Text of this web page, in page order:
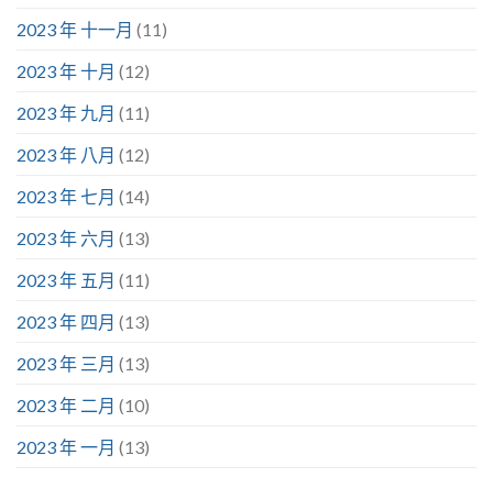
2023 年 十一月 (11)
2023 年 十月 (12)
2023 年 九月 (11)
2023 年 八月 (12)
2023 年 七月 (14)
2023 年 六月 (13)
2023 年 五月 (11)
2023 年 四月 (13)
2023 年 三月 (13)
2023 年 二月 (10)
2023 年 一月 (13)